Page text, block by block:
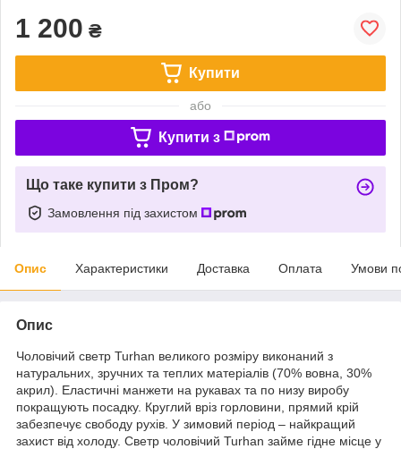
1 200 ₴
Купити
або
Купити з
Що таке купити з Пром?
Замовлення під захистом
Опис Характеристики Доставка Оплата Умови
Опис
Чоловічий светр Turhan великого розміру виконаний з
натуральних, зручних та теплих матеріалів (70% вовна, 30%
акрил). Еластичні манжети на рукавах та по низу виробу
покращують посадку. Круглий вріз горловини, прямий крій
забезпечує свободу рухів. У зимовий період – найкращий
захист від холоду. Светр чоловічий Turhan займе гідне місце у